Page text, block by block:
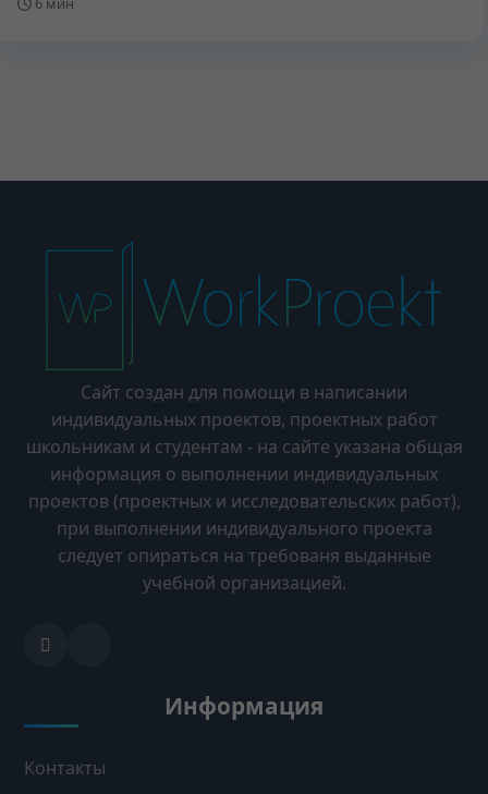
Сайт создан для помощи в написании
индивидуальных проектов, проектных работ
школьникам и студентам - на сайте указана общая
информация о выполнении индивидуальных
проектов (проектных и исследовательских работ),
при выполнении индивидуального проекта
следует опираться на требованя выданные
учебной организацией.
Информация
Контакты